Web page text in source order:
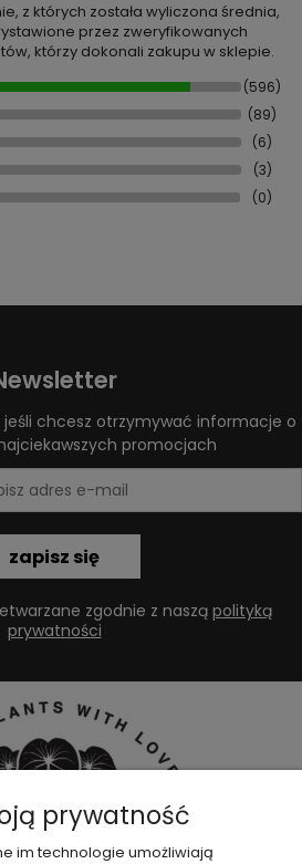
z których została wyliczona średnia,
przez zweryfikowanych
którzy dokonali zakupu w sklepie.
(596)
(89)
(6)
(3)
(0)
jeśli chcesz otrzymywać informacje o
promocjach
zapisz się
zgodnie z naszą polityką
prywatności
prywatność
im technologie umożliwiają